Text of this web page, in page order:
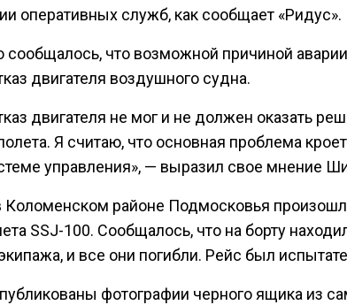
оперативных служб, как сообщает «Ридус».
сообщалось, что возможной причиной аварии
двигателя воздушного судна.
двигателя не мог и не должен оказать
Я считаю, что основная проблема
управления», — выразил свое мнение
Коломенском районе Подмосковья
SSJ-100. Сообщалось, что на борту
и все они погибли. Рейс был
фотографии черного ящика из